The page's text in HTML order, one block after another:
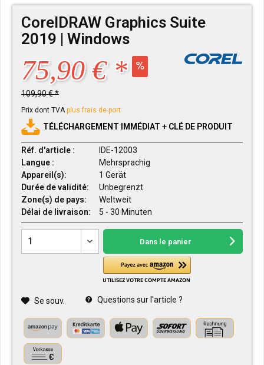
CorelDRAW Graphics Suite
2019 | Windows
75,90 € *
109,90 € *
Prix dont TVAplus frais de port
TÉLÉCHARGEMENT IMMÉDIAT + CLÉ DE PRODUIT
Réf. d'article :
IDE-12003
Langue :
Mehrsprachig
Appareil(s):
1 Gerät
Durée de validité:
Unbegrenzt
Zone(s) de pays:
Weltweit
Délai de livraison:
5 - 30 Minuten
Dans le panier
Se souv. Questions sur l'article ?